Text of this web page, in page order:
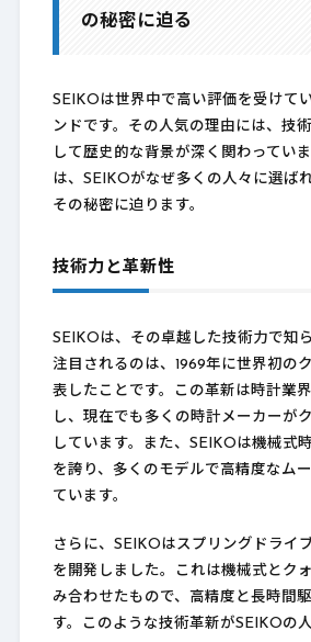
の秘密に迫る
SEIKOは世界中で高い評価を受けて
ンドです。その人気の理由には、技
して歴史的な背景が深く関わってい
は、SEIKOがなぜ多くの人々に選ば
その秘密に迫ります。
技術力と革新性
SEIKOは、その卓越した技術力で知
注目されるのは、1969年に世界初の
表したことです。この革新は時計業
し、現在でも多くの時計メーカーが
しています。また、SEIKOは機械式
を誇り、多くのモデルで高精度なム
ています。
さらに、SEIKOはスプリングドライ
を開発しました。これは機械式とク
み合わせたもので、高精度と長時間
す。このような技術革新がSEIKOの